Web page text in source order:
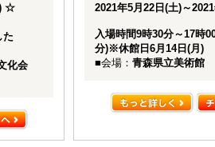
☆
た
化会
2021年5月22日(土)～
入場時間9時30分～17時
分)※休館日6月14日(月)
■会場： 青森県立美術館